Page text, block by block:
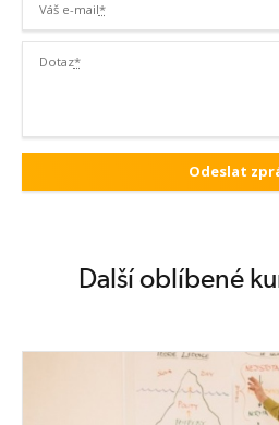
Během úvodního dne poznáte, co se
nakolik se překrývá s jinými přístupy
koučování nebo mentoring. Zjistíte, jak
vedení skupiny. Dozvíte se, co vše
pochopíte, jak funguje facilitační
dozvíte se, co pomáhá k motivaci,
získáte větší jistotu pro začátek a
Váš e-mail*
Dotaz*
Další oblíbené